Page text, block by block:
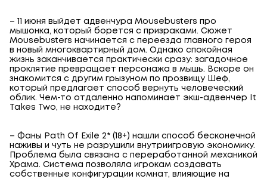
– 11 июня выйдет адвенчура Mousebusters про
мышонка, который борется с призраками. Сюжет
Mousebusters начинается с переезда главного героя
в новый многоквартирный дом. Однако спокойная
жизнь заканчивается практически сразу: загадочное
проклятие превращает персонажа в мышь. Вскоре он
знакомится с другим грызуном по прозвищу Шеф,
который предлагает способ вернуть человеческий
облик. Чем-то отдаленно напоминает экш-адвенчер It
Takes Two, не находите?
– Фаны Path Of Exile 2* (18+) нашли способ бесконечной
наживы и чуть не разрушили внутриигровую экономику.
Проблема была связана с переработанной механикой
Храма. Система позволяла игрокам создавать
собственные конфигурации комнат, влияющие на